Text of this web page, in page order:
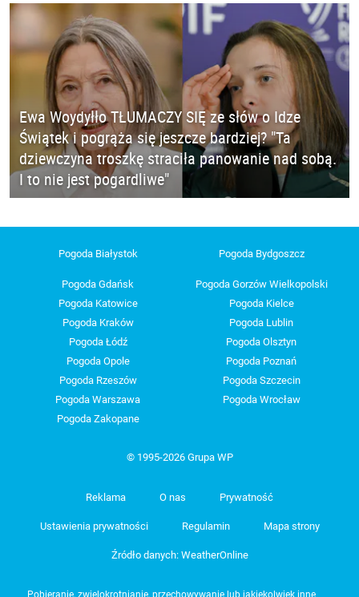
Ewa Woydyłło TŁUMACZY SIĘ ze słów o Idze
Świątek i pogrąża się jeszcze bardziej? "Ta
dziewczyna troszkę straciła panowanie nad sobą.
I to nie jest pogardliwe"
Pogoda Białystok Pogoda Bydgoszcz
Pogoda Gdańsk
Pogoda Gorzów Wielkopolski
Pogoda Katowice
Pogoda Kielce
Pogoda Kraków
Pogoda Lublin
Pogoda Łódź
Pogoda Olsztyn
Pogoda Opole
Pogoda Poznań
Pogoda Rzeszów
Pogoda Szczecin
Pogoda Warszawa
Pogoda Wrocław
Pogoda Zakopane
© 1995-2026 Grupa WP
Reklama O nas Prywatność
Ustawienia prywatności Regulamin Mapa strony
Źródło danych: WeatherOnline
Pobieranie, zwielokrotnianie, przechowywanie lub jakiekolwiek inne